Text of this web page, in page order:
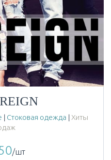
| Стоковая одежда | Хиты
/шт